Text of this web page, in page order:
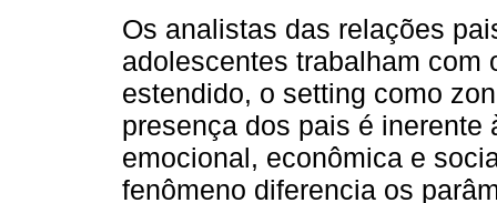
Os analistas das relações
adolescentes trabalham
estendido, o setting como
presença dos pais é
emocional, econômica e
fenômeno diferencia os